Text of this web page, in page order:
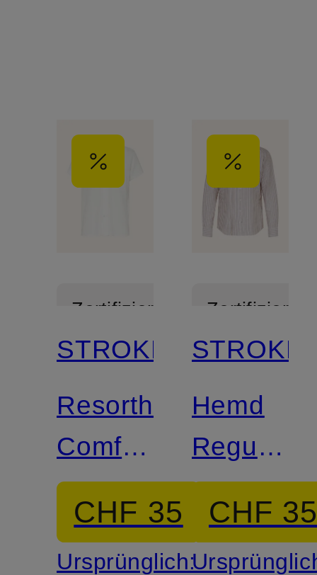
Zertifiziert
STROKESMAN'S
Resorthemd
Comfort
Fit aus
Musselin
CHF 35
Ursprünglich:
Zertifiziert
Hemd
Regular
Fit mit
Leinen
CHF